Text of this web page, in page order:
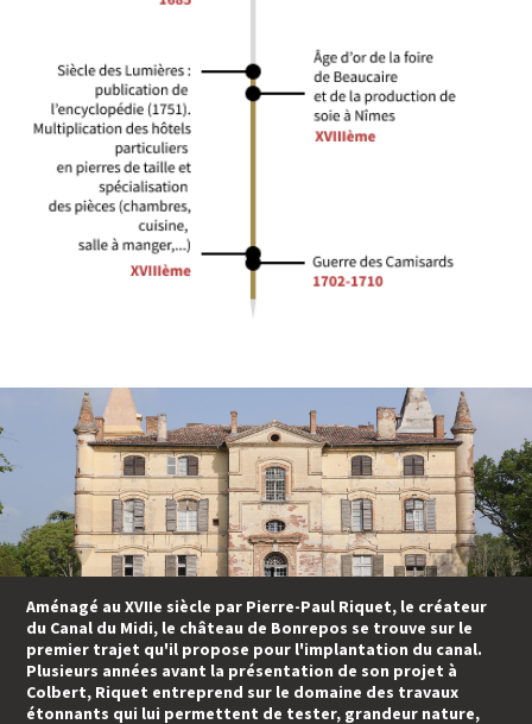
Aménagé au XVIIe siècle par Pierre-Paul Riquet, le créateur
du Canal du Midi, le château de Bonrepos se trouve sur le
premier trajet qu'il propose pour l'implantation du canal.
Plusieurs années avant la présentation de son projet à
Colbert, Riquet entreprend sur le domaine des travaux
étonnants qui lui permettent de tester, grandeur nature,